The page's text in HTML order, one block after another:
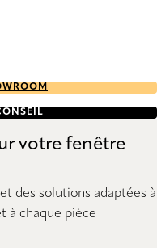
votre fenêtre
des solutions adaptées à
à chaque pièce